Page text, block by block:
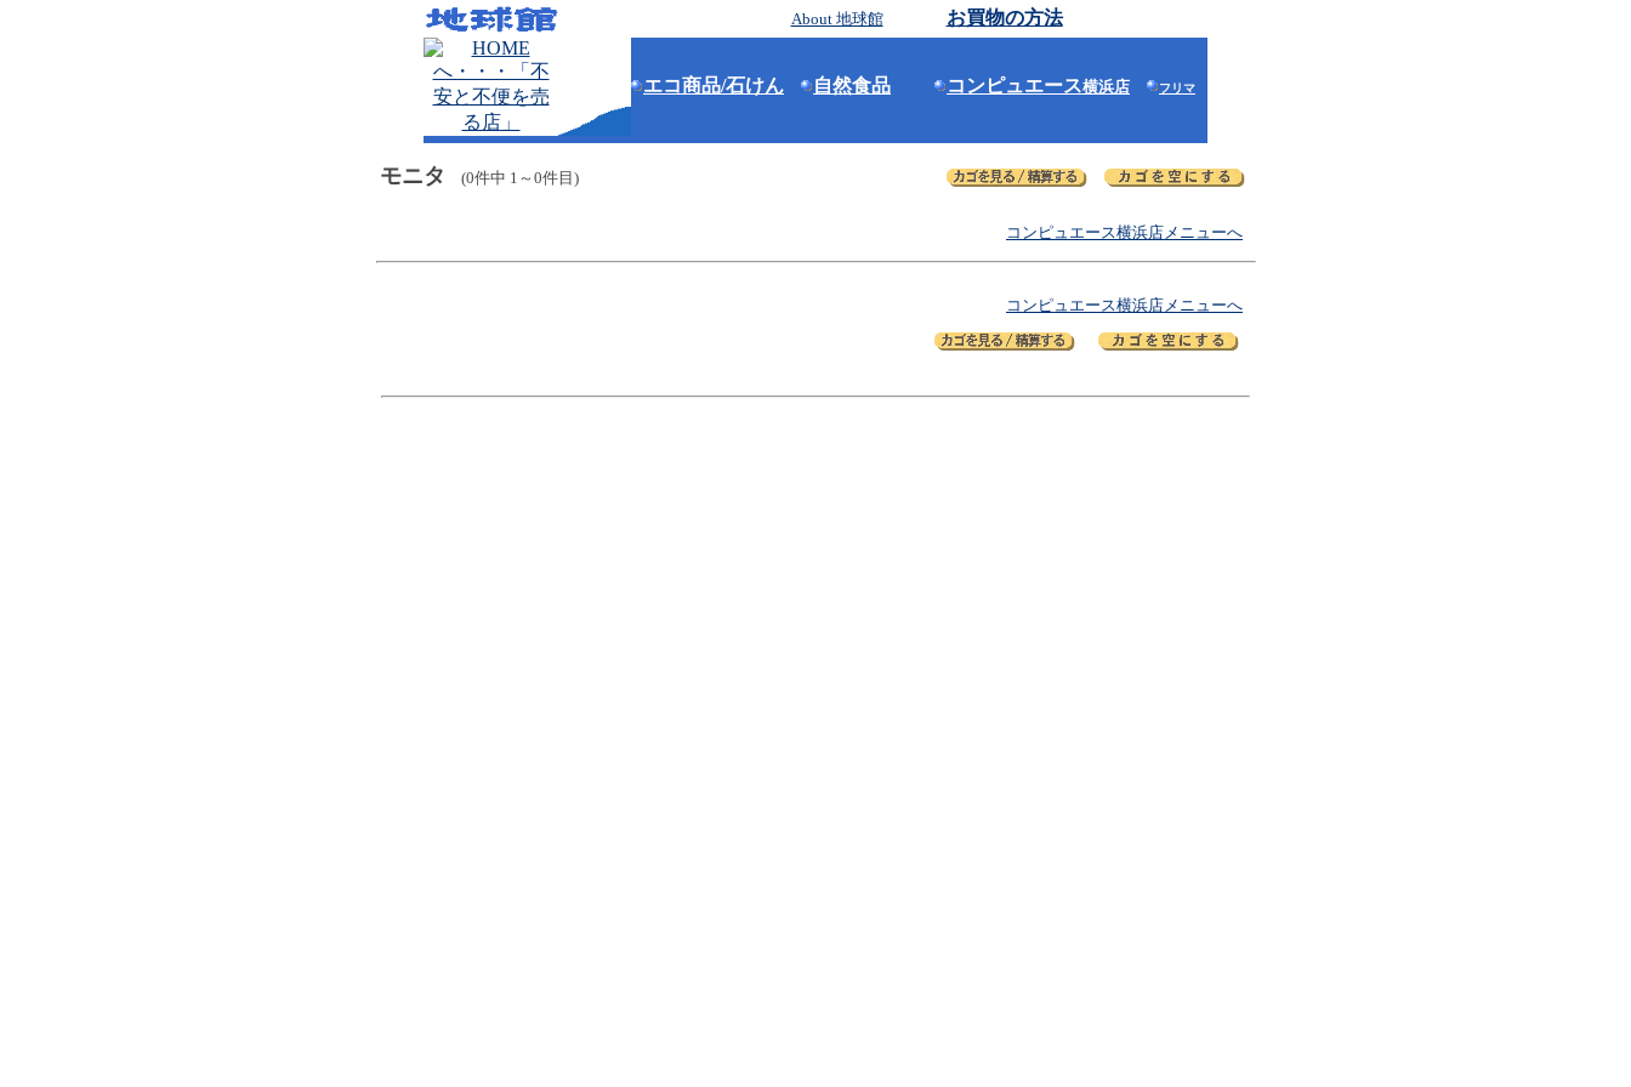
About 地球館 お買物の方法
エコ商品/石けん 自然食品 コンピュエース横浜店 フリマ
モニタ (0件中 1～0件目)
コンピュエース横浜店メニューへ
コンピュエース横浜店メニューへ